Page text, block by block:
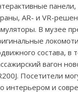
AR- и VR-
В музее
состава, в
вагон
Посетители
интерьером и